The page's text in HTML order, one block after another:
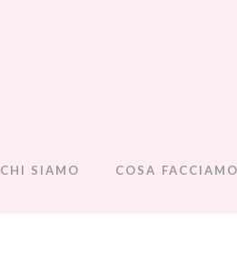
CHI SIAMO COSA FACCIAMO